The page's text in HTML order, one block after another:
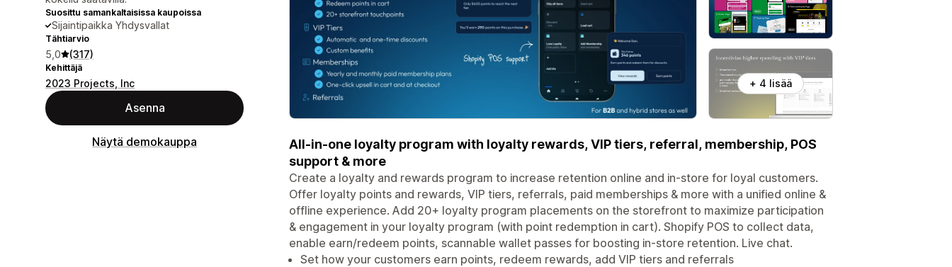
Suosittu samankaltaisissa kaupoissa
Sijaintipaikka Yhdysvallat
Tähtiarvio
5,0 (317)
Kehittäjä
2023 Projects, Inc
Asenna
Näytä demokauppa
+ 4 lisää
All-in-one loyalty program with loyalty rewards, VIP tiers, referral, membership, POS
support & more
Create a loyalty and rewards program to increase retention online and in-store for loyal customers.
Offer loyalty points and rewards, VIP tiers, referrals, paid memberships & more with a unified online &
offline experience. Add 20+ loyalty program placements on the storefront to maximize participation
& engagement in your loyalty program (with point redemption in cart). Shopify POS to collect data,
enable earn/redeem points, scannable wallet passes for boosting in-store retention. Live chat.
Set how your customers earn points, redeem rewards, add VIP tiers and referrals